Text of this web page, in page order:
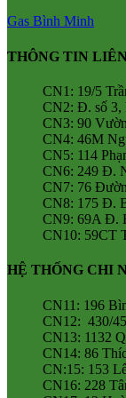
Gas Bình Minh
THÔNG TIN
CN1: 19/5
CN2: Đ. số 3,
CN3: 90
CN4: 46M
CN5: 114
CN6: 249 Đ.
CN7: 76
CN8: 175 Đ.
CN9: 69A Đ.
CN10: 59CT
HỆ THỐNG CHI
CN11: 196
CN12: 430/
CN13: 1132
CN14: 86
CN:15: 153
CN16: 228